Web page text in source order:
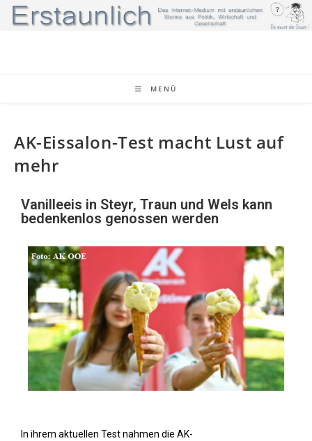
MENÜ
AK-Eissalon-Test macht Lust auf
mehr
Vanilleeis in Steyr, Traun und Wels kann
bedenkenlos genossen werden
In ihrem aktuellen Test nahmen die AK-